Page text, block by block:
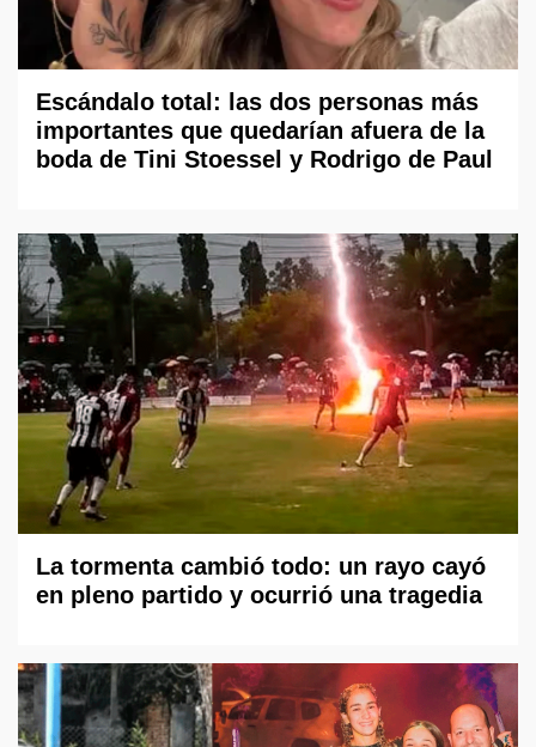
Escándalo total: las dos personas más
importantes que quedarían afuera de la
boda de Tini Stoessel y Rodrigo de Paul
La tormenta cambió todo: un rayo cayó
en pleno partido y ocurrió una tragedia